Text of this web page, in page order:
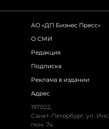
АО «ДП Бизнес Пресс»
О СМИ
Редакция
Подписка
Реклама в издании
Адрес
197022,
Санкт-Петербург, ул.
пом. 74.